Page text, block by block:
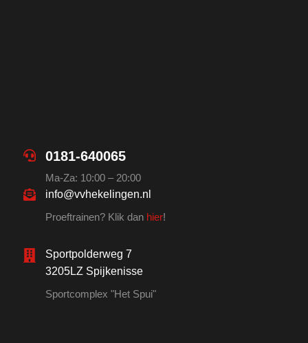
0181-640065
Ma-Za: 10:00 – 20:00
info@vvhekelingen.nl
Proeftrainen? Klik dan hier!
Sportpolderweg 7
3205LZ Spijkenisse
Sportcomplex "Het Spui"